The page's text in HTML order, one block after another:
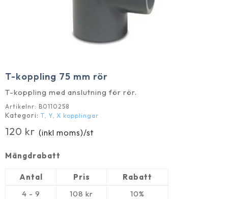
T-koppling 75 mm rör
T-koppling med anslutning för rör.
Artikelnr: B0110258
Kategori: T, Y, X kopplingar
120 kr (inkl moms)/st
Mängdrabatt
Antal Pris
Rabatt
4 - 9
108 kr
10%